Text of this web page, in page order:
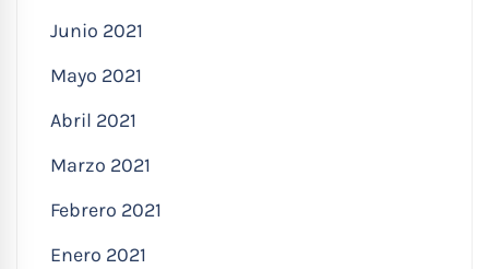
Junio 2021
Mayo 2021
Abril 2021
Marzo 2021
Febrero 2021
Enero 2021